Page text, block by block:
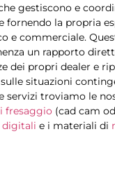
gestiscono e
fornendo la propria
e commerciale.
un rapporto
dei propri dealer e
situazioni
servizi troviamo le
fresaggio (cad cam
digitali e i materiali di